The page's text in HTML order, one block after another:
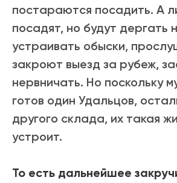
постараются посадить. А
посадят, но будут дергать
устраивать обыски,
закроют выезд за рубеж,
нервничать. Но поскольку
готов один Удальцов,
другого склада, их такая
устроит.
То есть дальнейшее